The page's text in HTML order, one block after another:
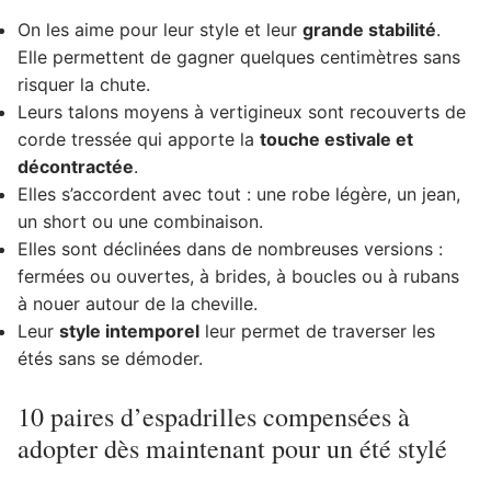
On les aime pour leur style et leur grande stabilité.
Elle permettent de gagner quelques centimètres sans
risquer la chute.
Leurs talons moyens à vertigineux sont recouverts de
corde tressée qui apporte la touche estivale et
décontractée.
Elles s’accordent avec tout : une robe légère, un jean,
un short ou une combinaison.
Elles sont déclinées dans de nombreuses versions :
fermées ou ouvertes, à brides, à boucles ou à rubans
à nouer autour de la cheville.
Leur style intemporel leur permet de traverser les
étés sans se démoder.
10 paires d’espadrilles compensées à
adopter dès maintenant pour un été stylé